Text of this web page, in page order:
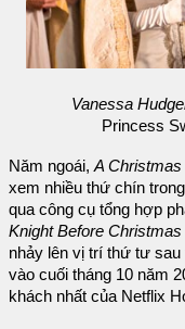
Vanessa
Princess
Năm ngoái, A
xem nhiều thứ chín
qua công cụ tổng hợp
Knight Before Christmas
nhảy lên vị trí thứ tư sau
vào cuối tháng 10 năm
khách nhất của Netflix